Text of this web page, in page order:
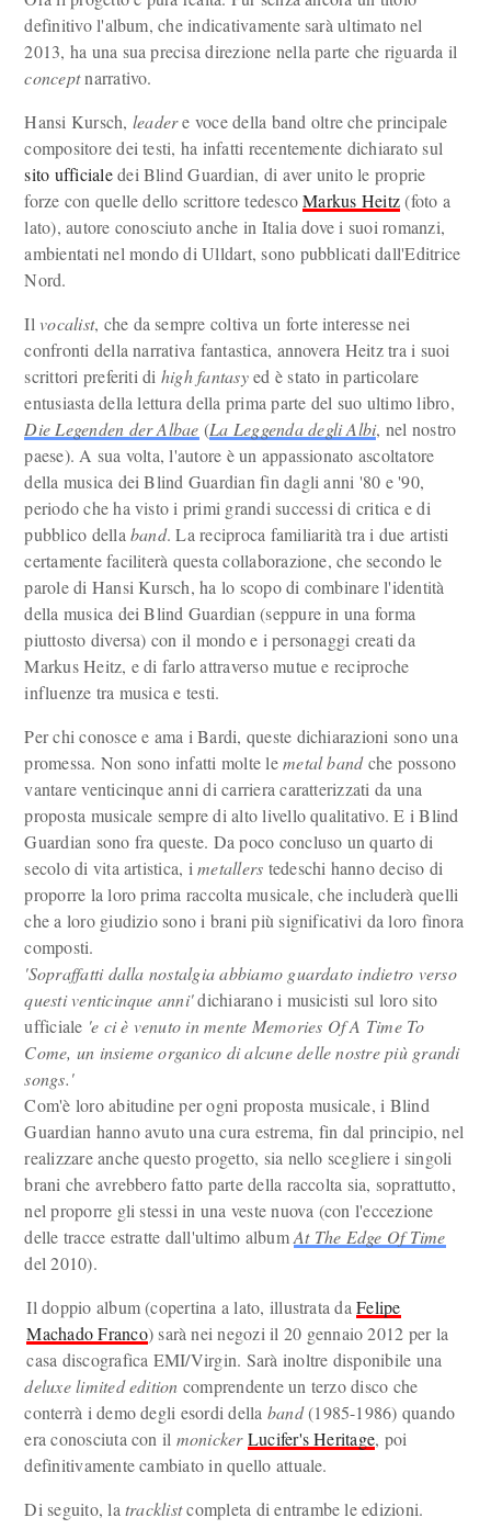
definitivo l'album, che indicativamente sarà ultimato nel
2013, ha una sua precisa direzione nella parte che riguarda il
conceptnarrativo.
Hansi Kursch, leadere voce della band oltre che principale
compositore dei testi, ha infatti recentemente dichiarato sul
sito ufficialedei Blind Guardian, di aver unito le proprie
forze con quelle dello scrittore tedescoMarkus Heitz(foto a
lato), autore conosciuto anche in Italia dove i suoi romanzi,
ambientati nel mondo di Ulldart, sono pubblicati dall'Editrice
Nord.
Ilvocalist, che da sempre coltiva un forte interesse nei
confronti della narrativa fantastica, annovera Heitz tra i suoi
scrittori preferiti di high fantasyed è stato in particolare
entusiasta della lettura della prima parte del suo ultimo libro,
Die Legenden der Albae (La Leggenda degli Albi, nel nostro
paese). A sua volta, l'autore è un appassionato ascoltatore
della musica dei Blind Guardian fin dagli anni '80 e '90,
periodo che ha visto i primi grandi successi di critica e di
pubblico dellaband. La reciproca familiarità tra i due artisti
certamente faciliterà questa collaborazione, che secondo le
parole di Hansi Kursch, ha lo scopo di combinare l'identità
della musica dei Blind Guardian (seppure in una forma
piuttosto diversa) con il mondo e i personaggi creati da
Markus Heitz, e di farlo attraverso mutue e reciproche
influenze tra musica e testi.
Per chi conosce e ama i Bardi, queste dichiarazioni sono una
promessa. Non sono infatti molte lemetal bandche possono
vantare venticinque anni di carriera caratterizzati da una
proposta musicale sempre di alto livello qualitativo. E i Blind
Guardian sono fra queste. Da poco concluso un quarto di
secolo di vita artistica, imetallers tedeschi hanno deciso di
proporre la loro prima raccolta musicale, che includerà quelli
che a loro giudizio sono i brani più significativi da loro finora
composti.
'Sopraffatti dalla nostalgia abbiamo guardato indietro verso
questi venticinque anni'dichiarano i musicisti sul loro sito
ufficiale 'e ci è venuto in mente Memories Of A Time To
Come, un insieme organico di alcune delle nostre più grandi
songs.'
Com'è loro abitudine per ogni proposta musicale, i Blind
Guardian hanno avuto una cura estrema, fin dal principio, nel
realizzare anche questo progetto, sia nello scegliere i singoli
brani che avrebbero fatto parte della raccolta sia, soprattutto,
nel proporre gli stessi in una veste nuova (con l'eccezione
delle tracce estratte dall'ultimo albumAt The Edge Of Time
del 2010).
Il doppio album (copertina a lato, illustrata daFelipe
Machado Franco) sarà nei negozi il 20 gennaio 2012 per la
casa discografica EMI/Virgin. Sarà inoltre disponibile una
deluxe limited edition comprendente un terzo disco che
conterrà i demo degli esordi della band(1985-1986) quando
era conosciuta con il monicker Lucifer's Heritage, poi
definitivamente cambiato in quello attuale.
Di seguito, latracklistcompleta di entrambe le edizioni.